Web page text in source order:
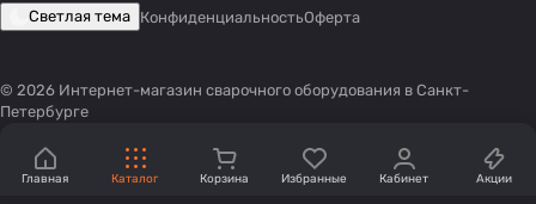
Светлая тема КонфиденциальностьОферта
© 2026 Интернет-магазин сварочного оборудования в Санкт-
Петербурге
Главная Каталог Корзина Избранные Кабинет Акции